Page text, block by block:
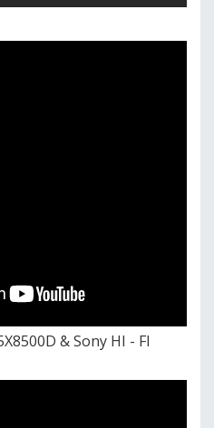
& Sony HI - FI